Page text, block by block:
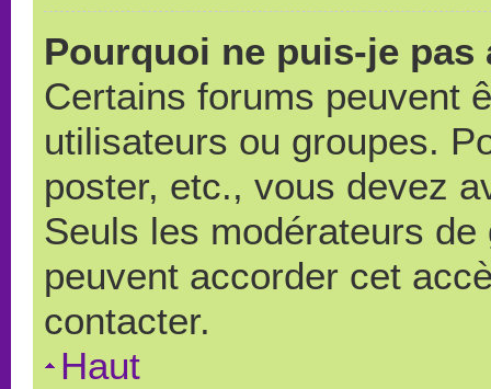
Pourquoi ne puis-je
Certains forums peuvent
utilisateurs ou groupes.
poster, etc., vous devez
Seuls les modérateurs
peuvent accorder cet
contacter.
Haut